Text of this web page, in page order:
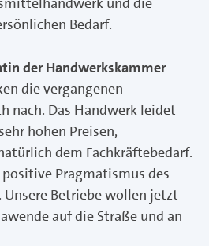
Bedarf.
der Handwerkskammer
die vergangenen
nach. Das Handwerk leidet
hohen Preisen,
dem Fachkräftebedarf.
Pragmatismus des
Betriebe wollen jetzt
auf die Straße und an